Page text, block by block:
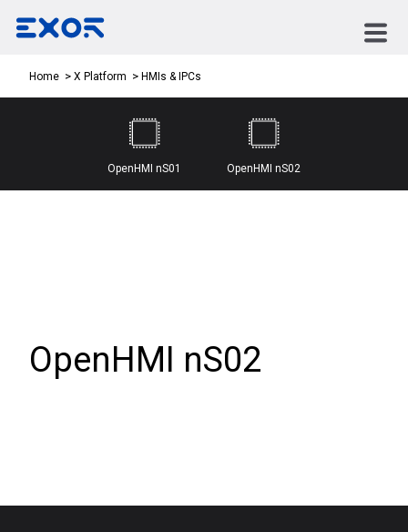
Home X Platform HMIs & IPCs
OpenHMI nS01 OpenHMI nS02
OpenHMI nS02